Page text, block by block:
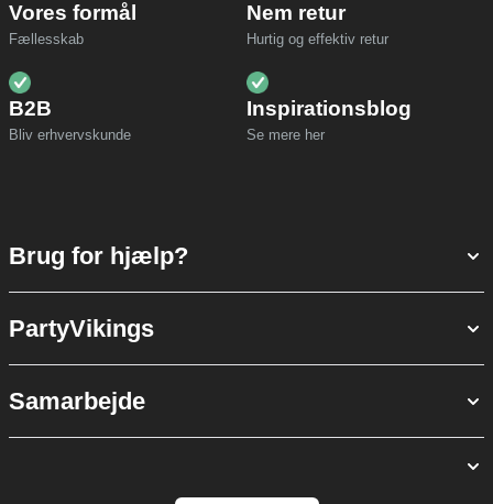
Vores formål
Fællesskab
Nem retur
Hurtig og effektiv retur
B2B
Bliv erhvervskunde
Inspirationsblog
Se mere her
Brug for hjælp?
PartyVikings
Samarbejde